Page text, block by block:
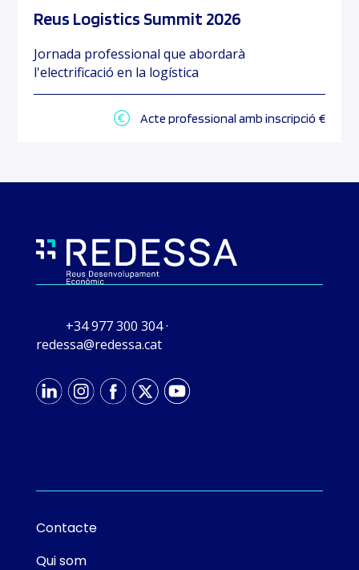
Reus Logistics Summit 2026
Jornada professional que abordarà
l'electrificació en la logística
Acte professional amb inscripció €
+34 977 300 304·
tac.asseder@asseder
Contacte
Qui som